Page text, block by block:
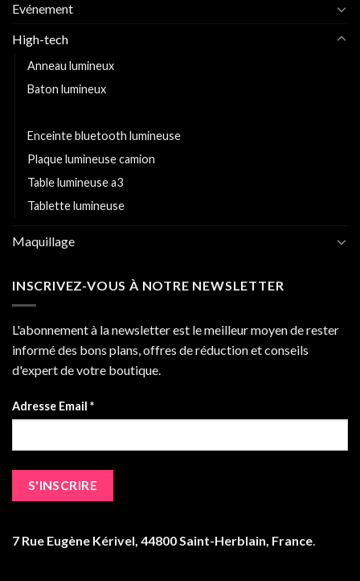
Evénement
High-tech
Anneau lumineux
Baton lumineux
Enceinte bluetooth lumineuse
Plaque lumineuse camion
Table lumineuse a3
Tablette lumineuse
Maquillage
INSCRIVEZ-VOUS À NOTRE NEWSLETTER
L'abonnement à la newsletter est le meilleur moyen de rester
informé des bons plans, offres de réduction et conseils
d'expert de votre boutique.
Adresse Email *
7 Rue Eugène Kérivel, 44800 Saint-Herblain, France.